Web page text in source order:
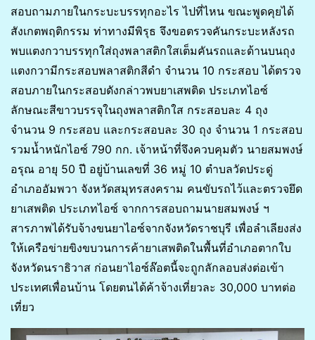
สอบถามภายในกระบะบรรทุกอะไร ไปที่ไหน ขณะพูดคุยได้
สังเกตพฤติกรรม ท่าทางมีพิรุธ จึงขอตรวจคันกระบะหลังรถ
พบแตงกวาบรรทุกใส่ถุงพลาสติกใสเต็มคันรถและด้านบนถุง
แตงกวามีกระสอบพลาสติกสีดำ จำนวน 10 กระสอบ ได้ตรวจ
สอบภายในกระสอบดังกล่าวพบยาเสพติด ประเภทไอซ์
ลักษณะสีขาวบรรจุในถุงพลาสติกใส กระสอบละ 4 ถุง
จำนวน 9 กระสอบ และกระสอบละ 30 ถุง จำนวน 1 กระสอบ
รวมน้ำหนักไอซ์ 790 กก. เจ้าหน้าที่จึงควบคุมตัว นายสมพงษ์
อรุณ อายุ 50 ปี อยู่บ้านเลขที่ 36 หมู่ 10 ตำบลวัดประดู่
อำเภออัมพวา จังหวัดสมุทรสงคราม คนขับรถไว้และตรวจยึด
ยาเสพติด ประเภทไอซ์ จากการสอบถามนายสมพงษ์ ฯ
สารภาพได้รับจ้างขนยาไอซ์จากจังหวัดราชบุรี เพื่อลำเลียงส่ง
ให้เครือข่ายขิงขบวนการค้ายาเสพติดในพื้นที่อำเภอตากใบ
จังหวัดนราธิวาส ก่อนยาไอซ์ล๊อตนี้จะถูกลักลอบส่งต่อเข้า
ประเทศเพื่อนบ้าน โดยตนได้ค้าจ้างเที่ยวละ 30,000 บาทต่อ
เที่ยว